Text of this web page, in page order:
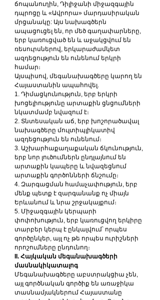
ճոպանուղին, Դիլիջանի միջազգային
դպրոցը և «Ավրորա» մարդասիրական
մրցանակը: Այս նախագծերն
ապացուցել են, որ մեծ գաղափարները,
երբ կառուցված են և աջակցվում են
ռեսուրսներով, երկարաժամկետ
ազդեցություն են ունենում երկրի
համար։
Այսպիսով, մեգանախագծերը կարող են
Հայաստանին ապահովել.
1. Դիմացկունություն, երբ երկրի
խոցելիությունը արտաքին ցնցումների
նկատմամբ նվազում է։
2. Տնտեսական աճ, երբ խոշորածավալ
նախագծերը մուլտիպլիկատիվ
ազդեցություն են ունենում։
3. Աշխարհաքաղաքական ճկունություն,
երբ նոր լուծումներն ընդլայնում են
արտաքին կապերը և նվազեցնում
արտաքին գործոնների ճնշումը։
4. Զարգացման համաչափություն, երբ
մենք պետք է զարգանանք ոչ միայն
Երևանում և նրա շրջակայքում։
5. Միջազգային կերպարի
փոփոխություն, երբ կառուցվող երկիրը
տարբեր կերպ է ընկալվում՝ որպես
գործընկեր, այլ ոչ թե որպես ուրիշների
որոշումները ընդունող։
II. Հայկական մեգանախագծերի
մասնակիկատալոգ
Մեգանախագծերը աբստրակցիա չեն,
այլ գործնական գործիք են առաջիկա
տասնամյակներում Հայաստանը